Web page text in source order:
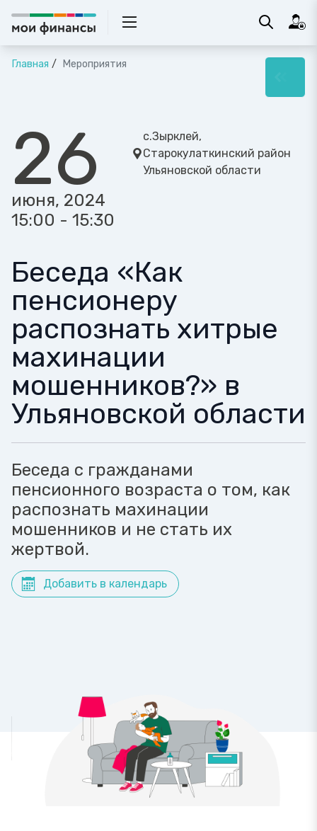
Главная Мероприятия
26
июня, 2024
15:00 - 15:30
с.Зырклей,
Старокулаткинский район
Ульяновской области
Беседа «Как
пенсионеру
распознать хитрые
махинации
мошенников?» в
Ульяновской области
Беседа с гражданами
пенсионного возраста о том, как
распознать махинации
мошенников и не стать их
жертвой.
Добавить в календарь